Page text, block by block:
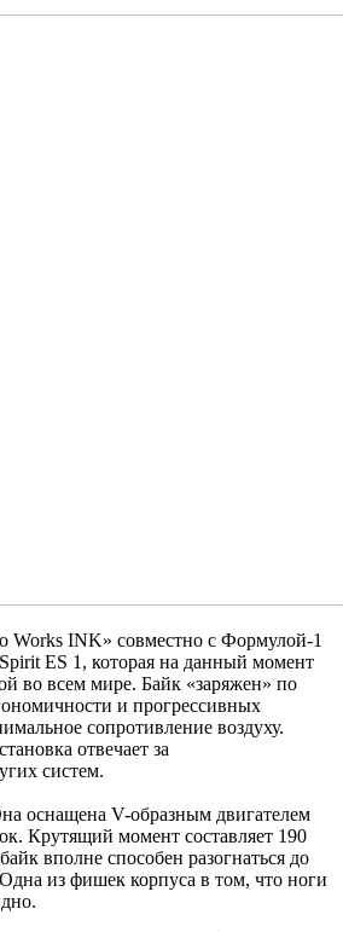
Works INK» совместно с Формулой-1
ES 1, которая на данный момент
во всем мире. Байк «заряжен» по
и прогрессивных
сопротивление воздуху.
отвечает за
систем.
оснащена V-образным двигателем
Крутящий момент составляет 190
вполне способен разогнаться до
из фишек корпуса в том, что ноги